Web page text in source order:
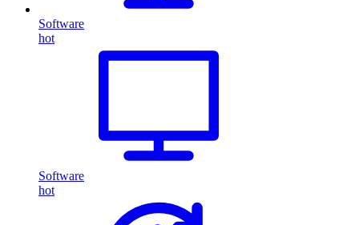
Software
hot
Software
hot